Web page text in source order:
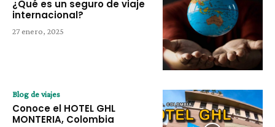
¿Qué es un seguro de viaje
internacional?
27 enero, 2025
Blog de viajes
Conoce el HOTEL GHL
MONTERIA, Colombia